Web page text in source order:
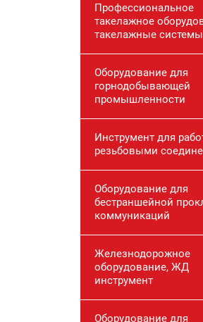
Профессиональное
такелажное
такелажные системы
Оборудование для
горнодобывающей
промышленности
Инструмент для
резьбовыми
Оборудование для
бестраншейной
коммуникаций
Железнодорожное
оборудование, ЖД
инструмент
Оборудование для